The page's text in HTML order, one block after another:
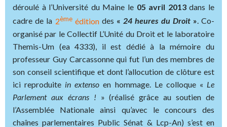
déroulé à l’Université du Maine le 05 avril 2013dans le
cadre de la 2èmeéditiondes «24 heures du Droit». Co-
organisé par le Collectif L’Unité du Droit et le laboratoire
Themis-Um (ea 4333), il est dédié à la mémoire du
professeur Guy Carcassonne qui fut l’un des membres de
son conseil scientifique et dont l’allocution de clôture est
ici reproduite in extenso en hommage. Le colloque « Le
Parlement aux écrans ! » (réalisé grâce au soutien de
l’Assemblée Nationale ainsi qu’avec le concours des
chaînes parlementaires Public Sénat & Lcp-An) s’est en